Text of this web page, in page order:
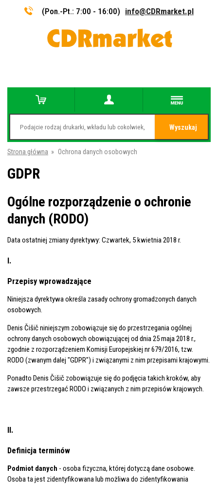
(Pon.-Pt.: 7:00 - 16:00) info@CDRmarket.pl
Wyszukaj
Strona główna » Ochrona danych osobowych
GDPR
Ogólne rozporządzenie o ochronie
danych (RODO)
Data ostatniej zmiany dyrektywy: Czwartek, 5 kwietnia 2018 r.
I.
Przepisy wprowadzające
Niniejsza dyrektywa określa zasady ochrony gromadzonych danych
osobowych.
Denis Čišič niniejszym zobowiązuje się do przestrzegania ogólnej
ochrony danych osobowych obowiązującej od dnia 25 maja 2018 r.,
zgodnie z rozporządzeniem Komisji Europejskiej nr 679/2016, tzw.
RODO (zwanym dalej "GDPR") i związanymi z nim przepisami krajowymi.
Ponadto Denis Čišič zobowiązuje się do podjęcia takich kroków, aby
zawsze przestrzegać RODO i związanych z nim przepisów krajowych.
II.
Definicja terminów
Podmiot danych - osoba fizyczna, której dotyczą dane osobowe.
Osoba ta jest zidentyfikowana lub możliwa do zidentyfikowania